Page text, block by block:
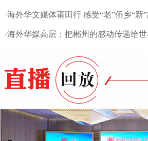
·海外华文媒体莆田行 感受“老”侨乡“新
·海外华媒高层：把郴州的感动传递给世